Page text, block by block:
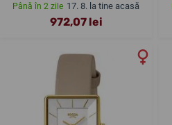
Până în 2 zile 17. 8. la tine acasă
972,07 lei